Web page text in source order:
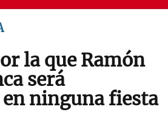
la que Ramón
será
ninguna fiesta